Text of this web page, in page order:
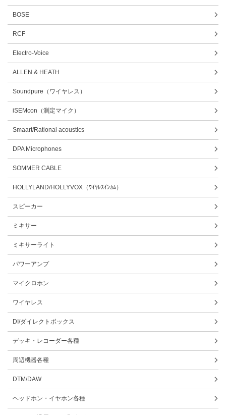
BOSE
RCF
Electro-Voice
ALLEN & HEATH
Soundpure（ワイヤレス）
iSEMcon（測定マイク）
Smaart/Rational acoustics
DPA Microphones
SOMMER CABLE
HOLLYLAND/HOLLYVOX（ﾜｲﾔﾚｽｲﾝｶﾑ）
スピーカー
ミキサー
ミキサーライト
パワーアンプ
マイクロホン
ワイヤレス
DI/ダイレクトボックス
デッキ・レコーダー各種
周辺機器各種
DTM/DAW
ヘッドホン・イヤホン各種